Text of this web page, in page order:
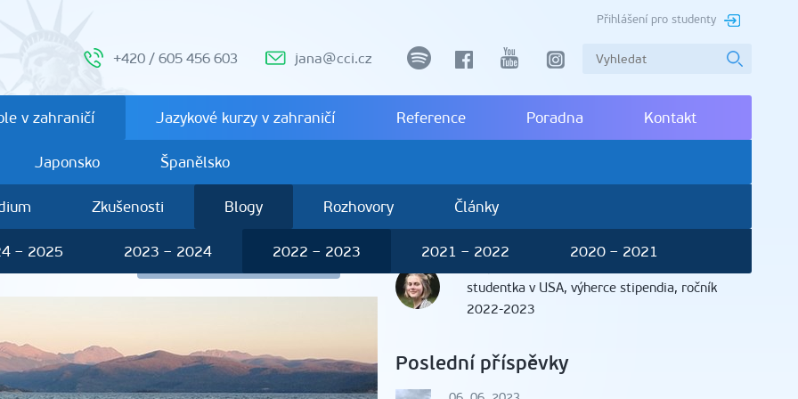
Přihlášení pro studenty
+420 / 605 456 603 jana@cci.cz spotify facebookyoutubeinstagram
v zahraničí Jazykové kurzy v zahraničí Reference Poradna Kontakt
Japonsko Španělsko
Zkušenosti Blogy Rozhovory Články
– 2025 2023 – 2024 2022 – 2023 2021 – 2022 2020 – 2021
Frouzová Další studenti 2022 – 2023
studentka v USA, výherce stipendia, ročník
2022-2023
Poslední příspěvky